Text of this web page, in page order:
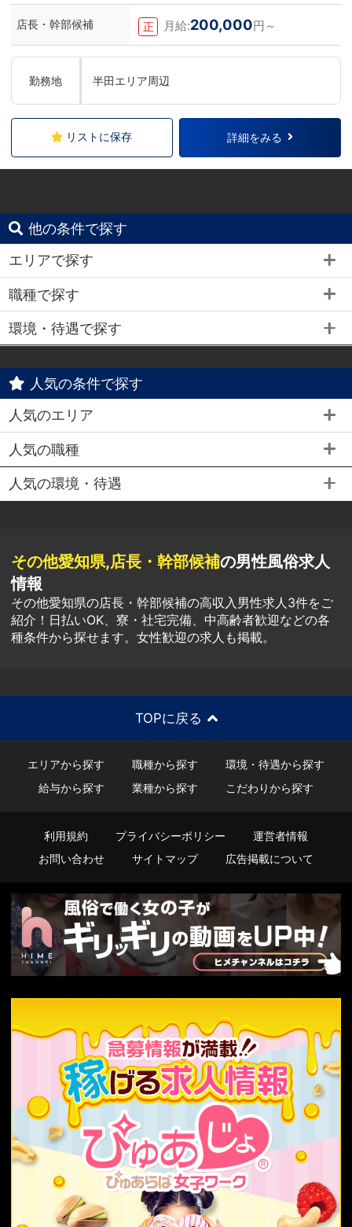
店長・幹部候補 正 月給:200,000円～
勤務地 半田エリア周辺
リストに保存 詳細をみる
他の条件で探す
エリアで探す
職種で探す
環境・待遇で探す
人気の条件で探す
人気のエリア
人気の職種
人気の環境・待遇
その他愛知県,店長・幹部候補の男性風俗求人
情報
その他愛知県の店長・幹部候補の高収入男性求人3件をご
紹介！日払いOK、寮・社宅完備、中高齢者歓迎などの各
種条件から探せます。女性歓迎の求人も掲載。
TOPに戻る
エリアから探す 職種から探す
環境・待遇から探す
給与から探す
業種から探す こだわりから探す
利用規約 プライバシーポリシー
運営者情報
お問い合わせ
サイトマップ 広告掲載について